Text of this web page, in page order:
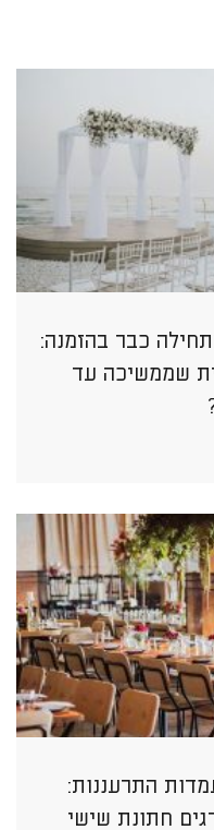
כבר בהזמנה:
שממשיכה עד
התרעננות:
חתונת שישי